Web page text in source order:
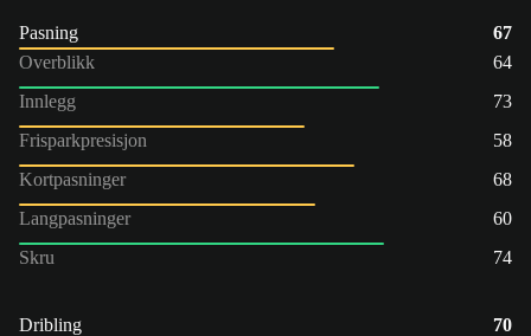
Pasning
67
Overblikk
64
Innlegg
73
Frisparkpresisjon
58
Kortpasninger
68
Langpasninger
60
Skru
74
Dribling
70